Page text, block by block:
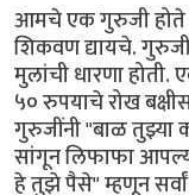
आमचे एक गुरुजी होते
शिकवण द्यायचे.
मुलांची धारणा होती.
५० रुपयाचे रोख
गुरुजींनी "बाळ तुझ्या
सांगून लिफाफा
हे तुझे पैसे" म्हणून